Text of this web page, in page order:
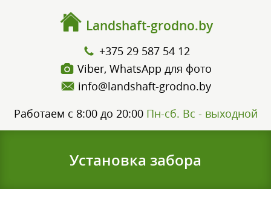
Landshaft-grodno.by
+375 29 587 54 12
Viber, WhatsApp для фото
info@landshaft-grodno.by
Работаем с 8:00 до 20:00 Пн-сб. Вс - выходной
Установка забора